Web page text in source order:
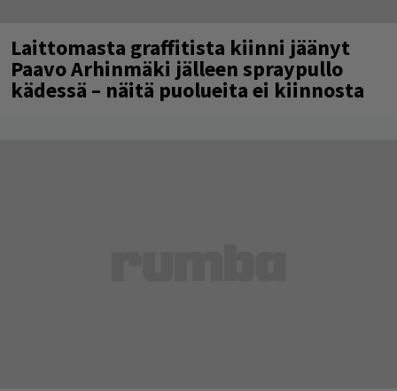
Laittomasta graffitista kiinni jäänyt
Paavo Arhinmäki jälleen spraypullo
kädessä – näitä puolueita ei kiinnosta